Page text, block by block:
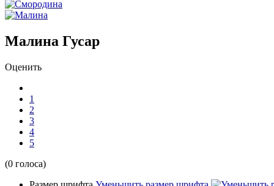
Малина Гусар
Оценить
1
2
3
4
5
(0 голоса)